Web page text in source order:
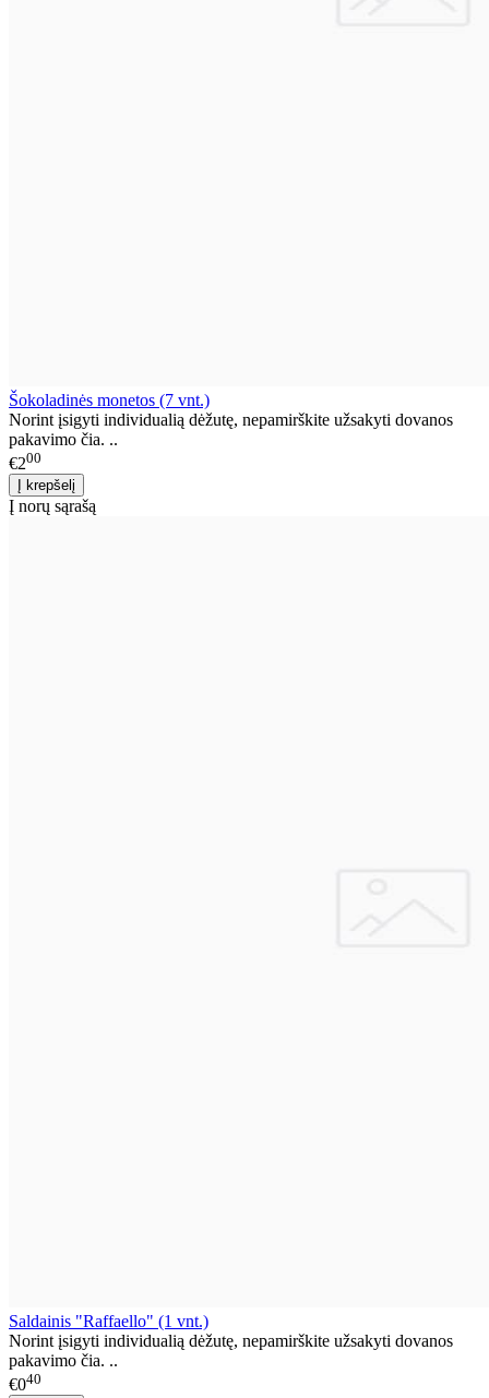
Šokoladinės monetos (7 vnt.)
Norint įsigyti individualią dėžutę, nepamirškite užsakyti dovanos
pakavimo čia. ..
€200
Į norų sąrašą
Saldainis "Raffaello" (1 vnt.)
Norint įsigyti individualią dėžutę, nepamirškite užsakyti dovanos
pakavimo čia. ..
€040